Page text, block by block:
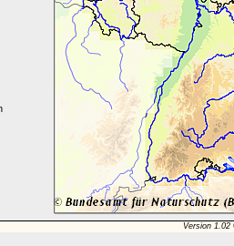
Version